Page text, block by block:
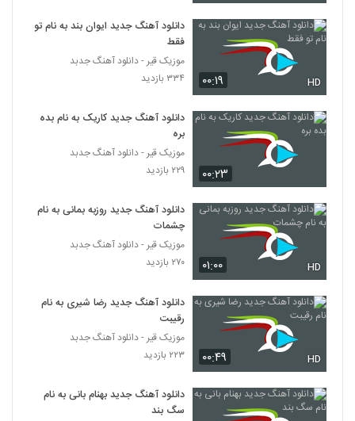
۰۰:۱۹ HD
دانلود آهنگ جدید ایوان بند به نام تو
فقط
موزیک قیر - دانلود آهنگ جدبد
۳۳۴ بازدید
۰۰:۲۳
دانلود آهنگ جدید کاریک به نام بده
بره
موزیک قیر - دانلود آهنگ جدبد
۲۲۹ بازدید
۰۱:۰۰ HD
دانلود آهنگ جدید روزبه بمانی به نام
چشمات
موزیک قیر - دانلود آهنگ جدبد
۲۷۰ بازدید
۰۰:۴۹ HD
دانلود آهنگ جدید رضا شیری به نام
رقیبت
موزیک قیر - دانلود آهنگ جدبد
۲۲۳ بازدید
دانلود آهنگ جدید بهنام بانی به نام
سگ بند